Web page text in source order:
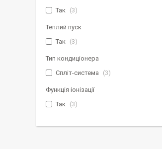
Так
3
Теплий пуск
Так
3
Тип кондиціонера
Спліт-система
3
Функція іонізації
Так
3